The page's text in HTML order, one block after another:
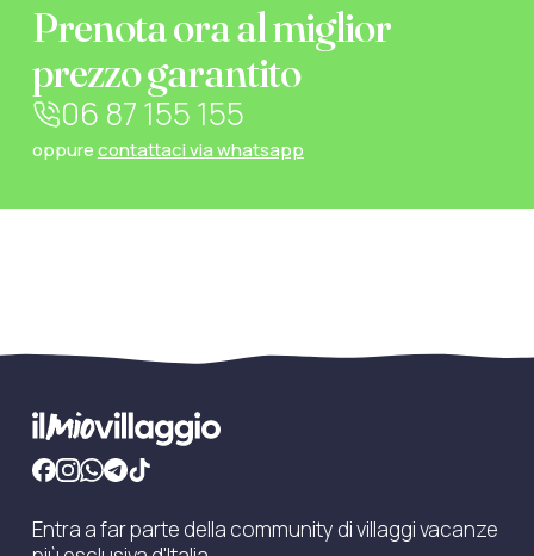
Prenota ora al miglior
prezzo garantito
06 87 155 155
oppurecontattaci via whatsapp
Entra a far parte della community di villaggi vacanze